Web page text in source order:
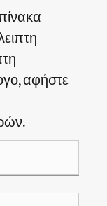
αφήστε